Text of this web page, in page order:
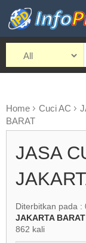
Home Cuci AC
BARAT
JASA
Diterbitkan pada :
JAKARTA
862 kali